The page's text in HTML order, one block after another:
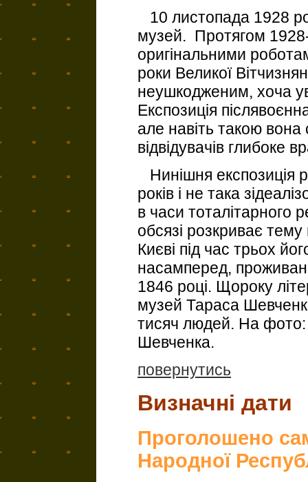
10 листопада 1928
музей. Протягом
оригінальними
роки Великої
неушкодженим, хоча
Експозиція
але навіть такою
відвідувачів глибоке
Нинішня експозиція
років і не така
в часи тоталітарного
обсязі розкриває
Києві під час трьох
насамперед,
1846 році. Щороку
музей Тараса
тисяч людей. На
Шевченка.
повернутись
Визначні дати
Проголошено
Народної